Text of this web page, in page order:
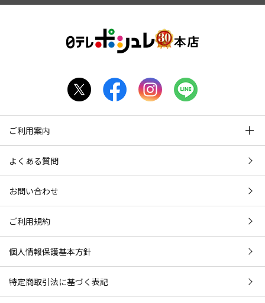
ご利用案内
よくある質問
お問い合わせ
ご利用規約
個人情報保護基本方針
特定商取引法に基づく表記